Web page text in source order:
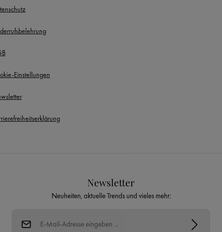
Einstellungen
Newsletter
Neuheiten, aktuelle Trends und vieles mehr: